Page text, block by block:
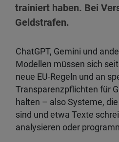
trainiert haben. Bei
Geldstrafen.
ChatGPT, Gemini und
Modellen müssen sich
neue EU-Regeln und an
Transparenzpflichten für
halten – also Systeme,
sind und etwa Texte
analysieren oder